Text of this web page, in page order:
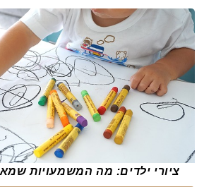
ציורי ילדים: מה המשמעויות